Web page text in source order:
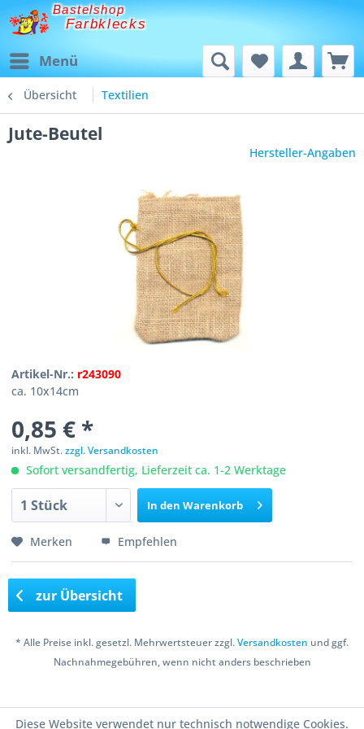
Bastelshop
Farbklecks
Menü
Übersicht Textilien
Jute-Beutel
Hersteller-Angaben
Artikel-Nr.: r243090
ca. 10x14cm
0,85 € *
inkl. MwSt.zzgl. Versandkosten
Sofort versandfertig, Lieferzeit ca. 1-2 Werktage
In den Warenkorb
Merken Empfehlen
zur Übersicht
* Alle Preise inkl. gesetzl. Mehrwertsteuer zzgl.Versandkosten und ggf.
Nachnahmegebühren, wenn nicht anders beschrieben
Diese Website verwendet nur technisch notwendige Cookies.